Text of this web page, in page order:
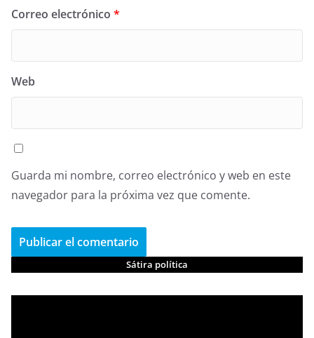
Correo electrónico *
Web
Guarda mi nombre, correo electrónico y web en este
navegador para la próxima vez que comente.
Sátira política